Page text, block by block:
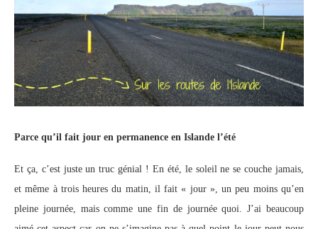
Parce qu’il fait jour en permanence en Islande l’été
Et ça, c’est juste un truc génial ! En été, le soleil ne se couche jamais,
et même à trois heures du matin, il fait « jour », un peu moins qu’en
pleine journée, mais comme une fin de journée quoi. J’ai beaucoup